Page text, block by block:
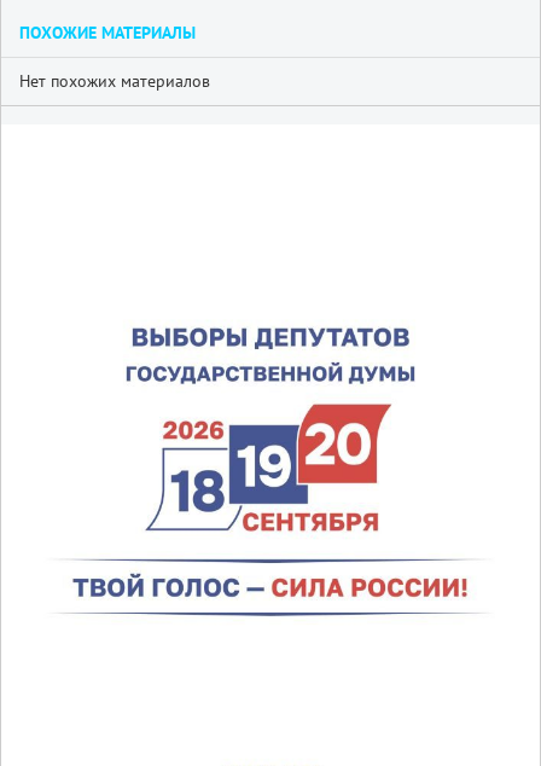
ПОХОЖИЕ МАТЕРИАЛЫ
Нет похожих материалов